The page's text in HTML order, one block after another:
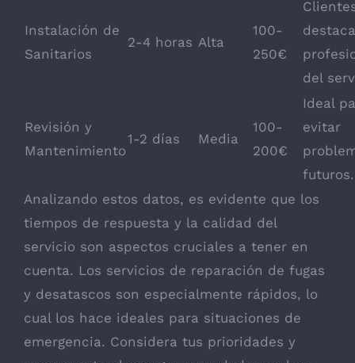
Instalación de
Sanitarios
2-4 horas Alta
100-
250€
del
Revisión y
Mantenimiento
1-2 días Media
100-
200€
Ideal
evitar
futuros.
Analizando estos datos, es evidente que los
tiempos de respuesta y la calidad del
servicio son aspectos cruciales a tener en
cuenta. Los servicios de reparación de fugas
y desatascos son especialmente rápidos, lo
cual los hace ideales para situaciones de
emergencia. Considera tus prioridades y